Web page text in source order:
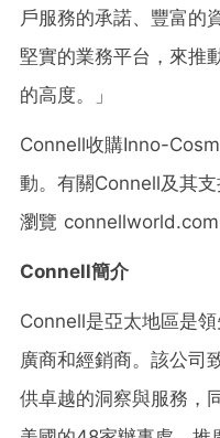
戶服務的承諾、豐富的
堅實的業務平台，來推
的高度。」
Connell收購Inno-
動。有關Connell及其
瀏覽 connellworld.com
Connell簡介
Connell是亞太地區是
廣商和經銷商。該公司
供卓越的洞察與服務，